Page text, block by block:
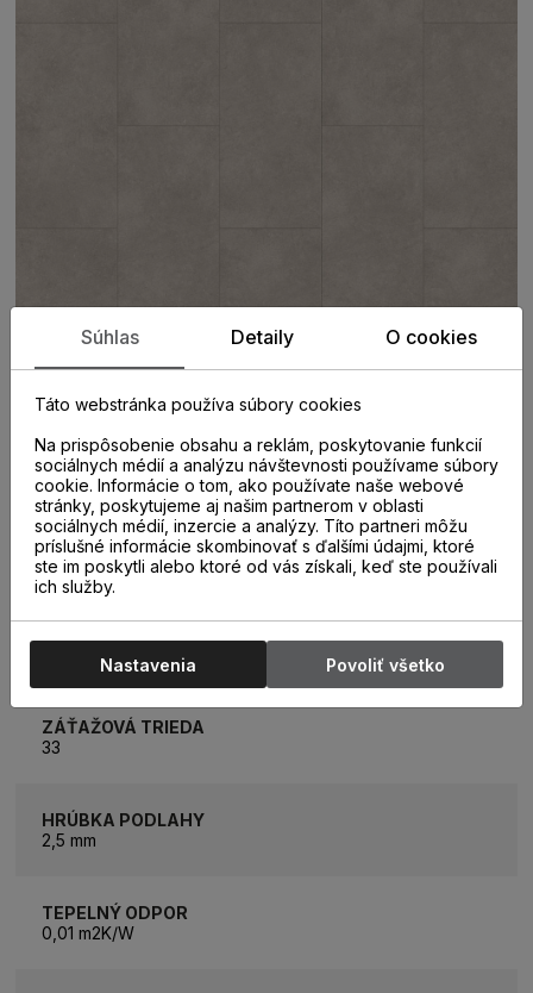
PARAMETRE
KATEGÓRIA
Vinylové vodoodolné podlahy na lepenie
3,62 m2
ZÁŤAŽOVÁ TRIEDA
33
HRÚBKA PODLAHY
2,5 mm
TEPELNÝ ODPOR
0,01 m2K/W
Súhlas Detaily O cookies
Táto webstránka používa súbory cookies
Na prispôsobenie obsahu a reklám, poskytovanie funkcií
sociálnych médií a analýzu návštevnosti používame súbory
cookie. Informácie o tom, ako používate naše webové
stránky, poskytujeme aj našim partnerom v oblasti
sociálnych médií, inzercie a analýzy. Títo partneri môžu
príslušné informácie skombinovať s ďalšími údajmi, ktoré
ste im poskytli alebo ktoré od vás získali, keď ste používali
ich služby.
Nastavenia Povoliť všetko